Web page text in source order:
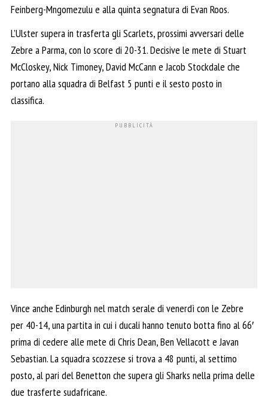
Feinberg-Mngomezulu e alla quinta segnatura di Evan Roos.
L’Ulster supera in trasferta gli Scarlets, prossimi avversari delle
Zebre a Parma, con lo score di 20-31. Decisive le mete di Stuart
McCloskey, Nick Timoney, David McCann e Jacob Stockdale che
portano alla squadra di Belfast 5 punti e il sesto posto in
classifica.
Vince anche Edinburgh nel match serale di venerdì con le Zebre
per 40-14, una partita in cui i ducali hanno tenuto botta fino al 66′
prima di cedere alle mete di Chris Dean, Ben Vellacott e Javan
Sebastian. La squadra scozzese si trova a 48 punti, al settimo
posto, al pari del Benetton che supera gli Sharks nella prima delle
due trasferte sudafricane.